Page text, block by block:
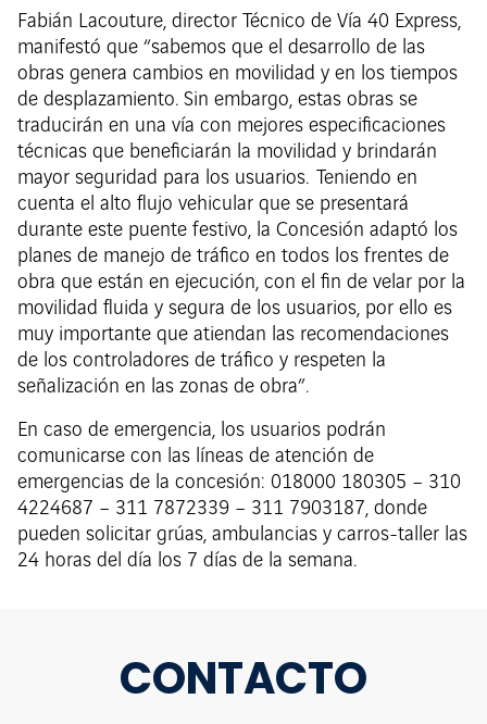
Fabián Lacouture, director Técnico de Vía 40 Express,
manifestó que “sabemos que el desarrollo de las
obras genera cambios en movilidad y en los tiempos
de desplazamiento. Sin embargo, estas obras se
traducirán en una vía con mejores especificaciones
técnicas que beneficiarán la movilidad y brindarán
mayor seguridad para los usuarios. Teniendo en
cuenta el alto flujo vehicular que se presentará
durante este puente festivo, la Concesión adaptó los
planes de manejo de tráfico en todos los frentes de
obra que están en ejecución, con el fin de velar por la
movilidad fluida y segura de los usuarios, por ello es
muy importante que atiendan las recomendaciones
de los controladores de tráfico y respeten la
señalización en las zonas de obra”.
En caso de emergencia, los usuarios podrán
comunicarse con las líneas de atención de
emergencias de la concesión: 018000 180305 – 310
4224687 – 311 7872339 – 311 7903187, donde
pueden solicitar grúas, ambulancias y carros-taller las
24 horas del día los 7 días de la semana.
CONTACTO